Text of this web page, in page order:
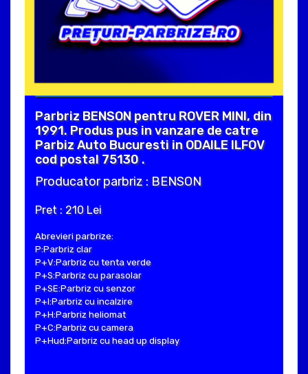
Parbriz BENSON pentru ROVER MINI, din
1991. Produs pus in vanzare de catre
Parbiz Auto Bucuresti in ODAILE ILFOV
cod postal 75130 .
Producator parbriz : BENSON
Pret : 210 Lei
Abrevieri parbrize:
P:Parbriz clar
P+V:Parbriz cu tenta verde
P+S:Parbriz cu parasolar
P+SE:Parbriz cu senzor
P+I:Parbriz cu incalzire
P+H:Parbriz heliomat
P+C:Parbriz cu camera
P+Hud:Parbriz cu head up display